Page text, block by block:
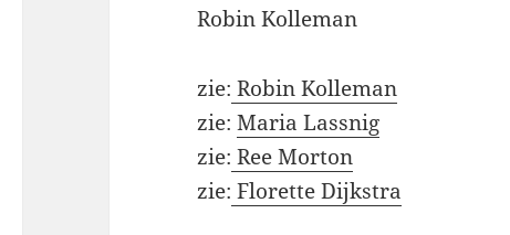
Robin Kolleman
zie: Robin Kolleman
zie:Maria Lassnig
zie: Ree Morton
zie: Florette Dijkstra